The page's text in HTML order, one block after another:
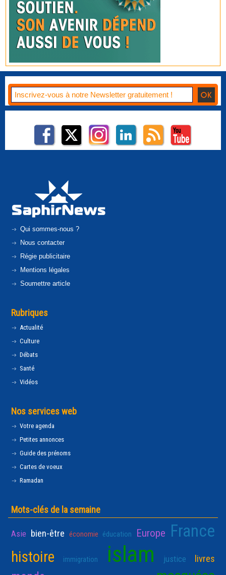
Qui sommes-nous ?
Nous contacter
Régie publicitaire
Mentions légales
Soumettre article
Rubriques
Actualité
Culture
Débats
Santé
Vidéos
Nos services web
Votre agenda
Petites annonces
Guide des prénoms
Cartes de voeux
Ramadan
Mots-clés de la semaine
Asie bien-être économie éducation Europe France
histoire immigration islam justice livres